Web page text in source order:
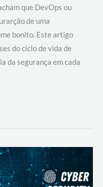
que DevOps ou
de uma
bonito. Este artigo
do ciclo de vida de
da segurança em cada